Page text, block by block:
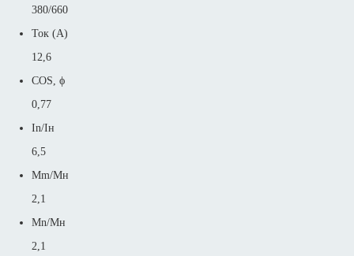
380/660
Ток (А)
12,6
COS, ϕ
0,77
In/Iн
6,5
Mm/Mн
2,1
Mn/Mн
2,1